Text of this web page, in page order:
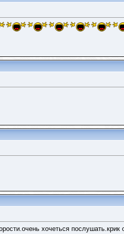
хочеться